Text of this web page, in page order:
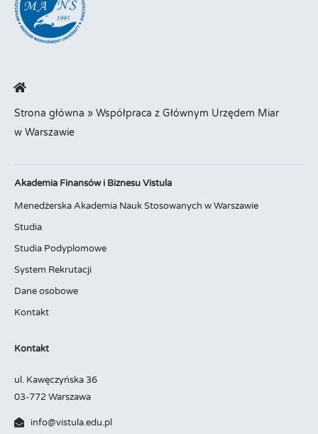
Strona główna » Współpraca z Głównym Urzędem Miar
w Warszawie
Akademia Finansów i Biznesu Vistula
Menedżerska Akademia Nauk Stosowanych w Warszawie
Studia
Studia Podyplomowe
System Rekrutacji
Dane osobowe
Kontakt
Kontakt
ul. Kawęczyńska 36
03-772 Warszawa
info@vistula.edu.pl